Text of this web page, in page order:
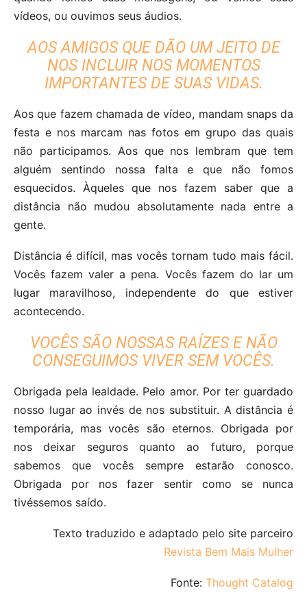
vídeos, ou ouvimos seus áudios.
AOS AMIGOS QUE DÃO UM JEITO DE
NOS INCLUIR NOS MOMENTOS
IMPORTANTES DE SUAS VIDAS.
Aos que fazem chamada de vídeo, mandam snaps da
festa e nos marcam nas fotos em grupo das quais
não participamos. Aos que nos lembram que tem
alguém sentindo nossa falta e que não fomos
esquecidos. Àqueles que nos fazem saber que a
distância não mudou absolutamente nada entre a
gente.
Distância é difícil, mas vocês tornam tudo mais fácil.
Vocês fazem valer a pena. Vocês fazem do lar um
lugar maravilhoso, independente do que estiver
acontecendo.
VOCÊS SÃO NOSSAS RAÍZES E NÃO
CONSEGUIMOS VIVER SEM VOCÊS.
Obrigada pela lealdade. Pelo amor. Por ter guardado
nosso lugar ao invés de nos substituir. A distância é
temporária, mas vocês são eternos. Obrigada por
nos deixar seguros quanto ao futuro, porque
sabemos que vocês sempre estarão conosco.
Obrigada por nos fazer sentir como se nunca
tivéssemos saído.
Texto traduzido e adaptado pelo site parceiro
Revista Bem Mais Mulher
Fonte: Thought Catalog